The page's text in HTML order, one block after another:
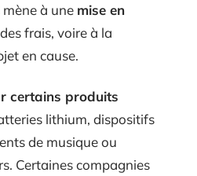
à une mise en
frais, voire à la
en cause.
certains produits
lithium, dispositifs
de musique ou
Certaines compagnies